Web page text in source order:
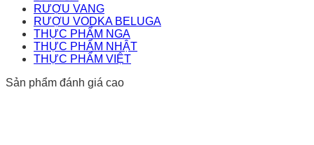
RƯỢU VANG
RƯỢU VODKA BELUGA
THỰC PHẨM NGA
THỰC PHẨM NHẬT
THỰC PHẨM VIỆT
Sản phẩm đánh giá cao